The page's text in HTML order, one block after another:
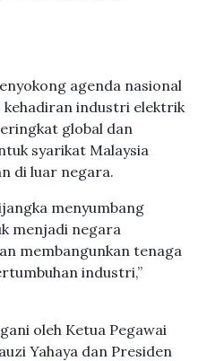
agenda nasional
kehadiran industri elektrik
global dan
syarikat Malaysia
di luar negara.
menyumbang
menjadi negara
membangunkan tenaga
industri,”
oleh Ketua Pegawai
Yahaya dan Presiden